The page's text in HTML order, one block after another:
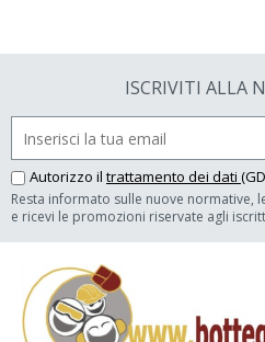
ISCRIVITI ALLA
Autorizzo il trattamento dei dati
Resta informato sulle nuove normative,
e ricevi le promozioni riservate agli